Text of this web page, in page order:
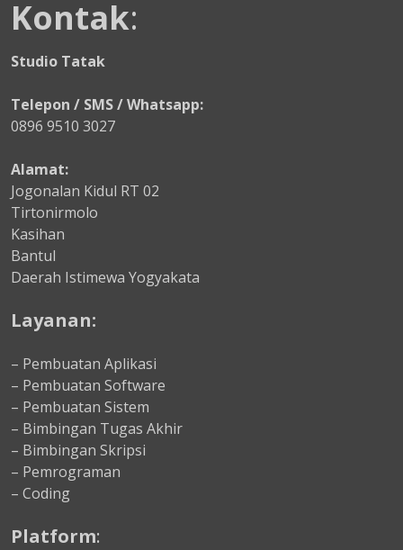
Kontak:
Studio Tatak
Telepon / SMS / Whatsapp:
0896 9510 3027
Alamat:
Jogonalan Kidul RT 02
Tirtonirmolo
Kasihan
Bantul
Daerah Istimewa Yogyakata
Layanan:
– Pembuatan Aplikasi
– Pembuatan Software
– Pembuatan Sistem
– Bimbingan Tugas Akhir
– Bimbingan Skripsi
– Pemrograman
– Coding
Platform: